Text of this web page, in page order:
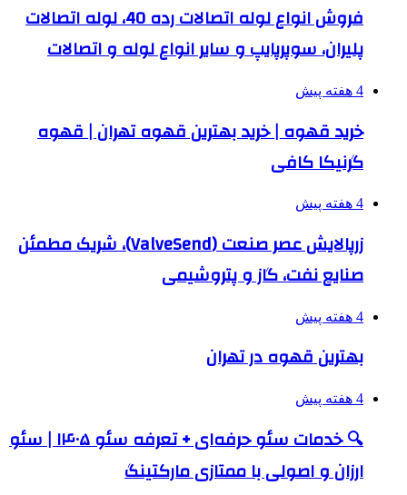
فروش انواع لوله اتصالات رده 40، لوله اتصالات
پلیران، سوپرپایپ و سایر انواع لوله و اتصالات
4 هفته پیش
خرید قهوه | خرید بهترین قهوه تهران | قهوه
گرنیکا کافی
4 هفته پیش
زرپالایش عصر صنعت (ValveSend)، شریک مطمئن
صنایع نفت، گاز و پتروشیمی
4 هفته پیش
بهترین قهوه در تهران
4 هفته پیش
🔍 خدمات سئو حرفه‌ای + تعرفه سئو ۱۴۰۵ | سئو
ارزان و اصولی با ممتازی مارکتینگ